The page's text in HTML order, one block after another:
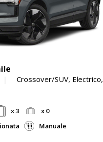
Crossover/SUV, Electrico,
x 3
x 0
Manuale